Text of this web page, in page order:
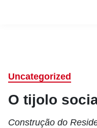
Uncategorized
O tijolo
Construção do